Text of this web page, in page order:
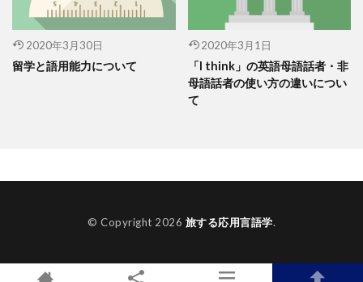
2020年3月30日
留学と語用能力について
2020年3月1日
「I think」の英語母語話者・非
母語話者の使い方の違いについ
て
© Copyright 2026 旅する応用言語学.